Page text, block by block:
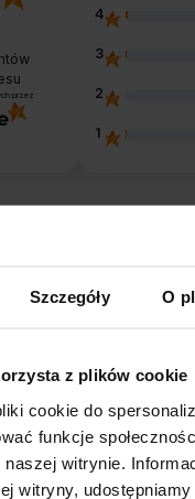
Szczegóły O
z plików cookie
cookie do
funkcje
witrynie.
witryny, udostępniamy
przez
4
3
2
1
dobrze
obsłużony. Brawa dla